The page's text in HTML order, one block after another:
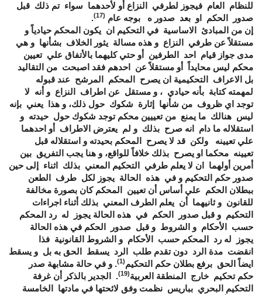
للنظام العام فيجوز لطرفي النزاع أو لأحدهما سواء تم ذلك قبل
صدور الحكم او بعد صدور ه بوجه عام (17)
.
إن من المبادئ الاساسية في التحكيم ان يكون المحكم حيادياً و
مستقلاً عن طرفي النزاع و هذه مسالة يثور الخلاف بشأنها و هي
مدى جواز قيام احد الطرفين أو حتي كليهما بالأتفاق علي تعيين
محكم ليس محايداً أو مستقلاً عن احدهم فقد اصبحت من التقاليد
بل الاعراف التحكيمية ان يصرح المحكم المرشح عند قبوله
لمهمته كتابة بأنه حيادي ، و مستقل عن اطراف النزاع و أنه لا
توجد اي ظروف من شأنها إثارة شكوك حول ذلك، و هذا يعني بإنه
ليس هنالك ما يمنع من تعييين محكم توجد شكوك حول حيدته و
استقلاله ما دام انه صرح بذلك و لم يعترض الاطراف أو احدهما
علي تعيينه ولكن قد لا يصرح المحكم بحيدته و استقلاله قبل
تعيينه محكما او يصرح بذلك خلافاً للواقع، و هنا يجب التفريق بين
أمرين أولهما ان لا يعلم طرفي التحكيم المعني بذلك اثناء إلى حين
صدور حكم التحكيم و في هذه الحالة يجوز لكل طرف الطعن
ببطلان الحكم علي أساس أن تعيين المحكم كان بصورة مخالفة
للقانون و ثانيهما أن يعلم الطرف المعني بذلك أثناء اجراءات
التحكيم و قبل صدور الحكم في هذه الحالة يجوز له رد المحكم
حسب الأحكام و الشروط و قبل صدور الحكم في هذه الحالة
يجوز له رد المحكم حسب الأحكام و الشروط القانونية فذا
انقضت مدة الرد دون تقدم طلب الرد يسقط الحق به بل و يسقط
ايضاً الحق برفع بطلان حكم التحكيم(1)
. و في حالة مشابهة صدر
حكم تحكيم خارج المنطقة العربية(19)
. الجدير بالذكر أن غرفة
التحكيم البحري بباريس نظمت وفق لائحتها في مادتها الخامسة